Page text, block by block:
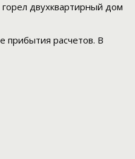
двухквартирный дом
прибытия расчетов. В